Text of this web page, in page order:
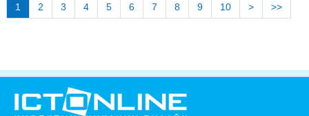
1 2 3 4 5 6 7 8 9 10 > >>